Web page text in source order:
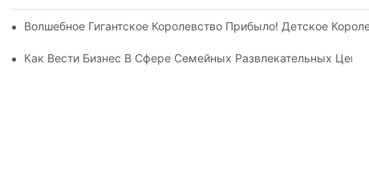
Волшебное Гигантское Королевство Прибыло! Детское
Как Вести Бизнес В Сфере Семейных Развлекательных